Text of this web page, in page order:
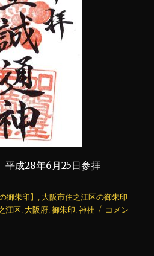
成28年6月25日参拝
御朱印】
大阪市住之江区の御朱印
江区 大阪府 ,御朱印 ,神社
加
コメン